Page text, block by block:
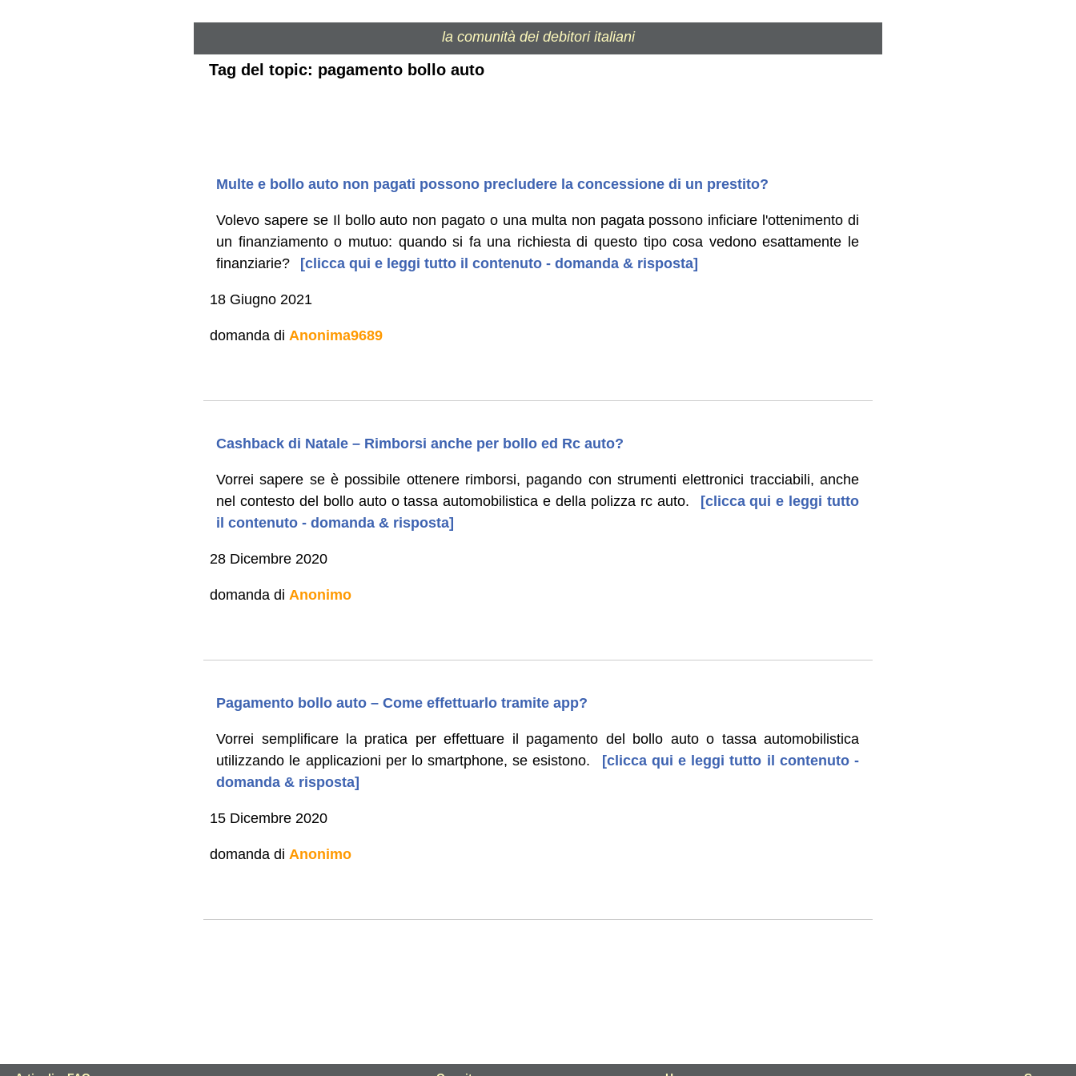
la comunità dei debitori italiani
Tag del topic: pagamento bollo auto
Multe e bollo auto non pagati possono precludere la concessione di un prestito?
Volevo sapere se Il bollo auto non pagato o una multa non pagata possono inficiare l'ottenimento di
un finanziamento o mutuo: quando si fa una richiesta di questo tipo cosa vedono esattamente le
finanziarie?
[clicca qui e leggi tutto il contenuto - domanda & risposta]
18 Giugno 2021
domanda di Anonima9689
Cashback di Natale – Rimborsi anche per bollo ed Rc auto?
Vorrei sapere se è possibile ottenere rimborsi, pagando con strumenti elettronici tracciabili, anche
nel contesto del bollo auto o tassa automobilistica e della polizza rc auto.
[clicca qui e leggi tutto
il contenuto - domanda & risposta]
28 Dicembre 2020
domanda di Anonimo
Pagamento bollo auto – Come effettuarlo tramite app?
Vorrei semplificare la pratica per effettuare il pagamento del bollo auto o tassa automobilistica
utilizzando le applicazioni per lo smartphone, se esistono.
[clicca qui e leggi tutto il contenuto -
domanda & risposta]
15 Dicembre 2020
domanda di Anonimo